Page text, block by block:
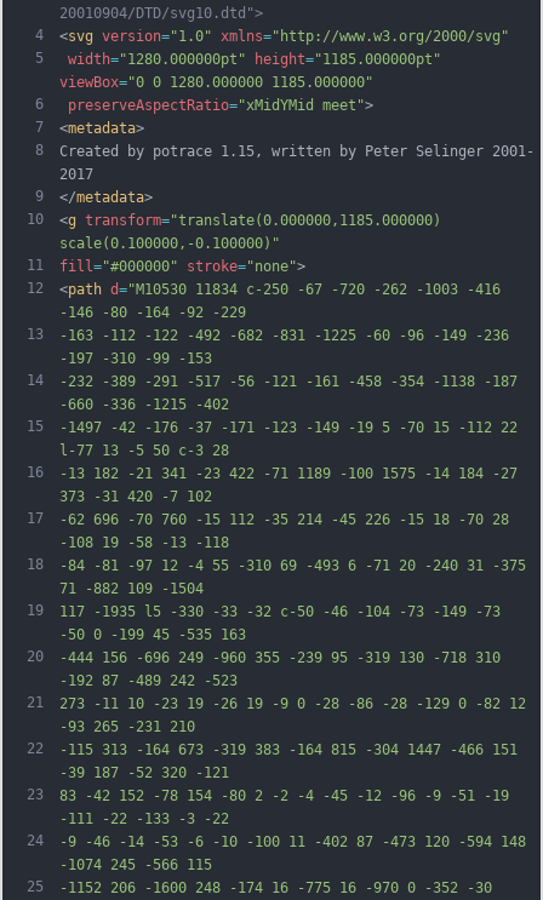
4
5
6
7
8
9
10
11
12
13
14
15
16
17
18
19
20
21
22
23
24
25
20010904/DTD/svg10.dtd">
<svg version="1.0" xmlns="http://www.w3.org/2000/svg"
width="1280.000000pt" height="1185.000000pt"
viewBox="0 0 1280.000000 1185.000000"
preserveAspectRatio="xMidYMid meet">
<metadata>
Created by potrace 1.15, written by Peter Selinger 2001-
2017
</metadata>
<g transform="translate(0.000000,1185.000000)
scale(0.100000,-0.100000)"
fill ="#000000" stroke="none">
<path d="M10530 11834 c-250 -67 -720 -262 -1003 -416
-146 -80 -164 -92 -229
-163 -112 -122 -492 -682 -831 -1225 -60 -96 -149 -236
-197 -310 -99 -153
-232 -389 -291 -517 -56 -121 -161 -458 -354 -1138 -187
-660 -336 -1215 -402
-1497 -42 -176 -37 -171 -123 -149 -19 5 -70 15 -112 22
l-77 13 -5 50 c-3 28
-13 182 -21 341 -23 422 -71 1189 -100 1575 -14 184 -27
373 -31 420 -7 102
-62 696 -70 760 -15 112 -35 214 -45 226 -15 18 -70 28
-108 19 -58 -13 -118
-84 -81 -97 12 -4 55 -310 69 -493 6 -71 20 -240 31 -375
71 -882 109 -1504
117 -1935 l5 -330 -33 -32 c-50 -46 -104 -73 -149 -73
-50 0 -199 45 -535 163
-444 156 -696 249 -960 355 -239 95 -319 130 -718 310
-192 87 -489 242 -523
273 -11 10 -23 19 -26 19 -9 0 -28 -86 -28 -129 0 -82 12
-93 265 -231 210
-115 313 -164 673 -319 383 -164 815 -304 1447 -466 151
-39 187 -52 320 -121
83 -42 152 -78 154 -80 2 -2 -4 -45 -12 -96 -9 -51 -19
-111 -22 -133 -3 -22
-9 -46 -14 -53 -6 -10 -100 11 -402 87 -473 120 -594 148
-1074 245 -566 115
-1152 206 -1600 248 -174 16 -775 16 -970 0 -352 -30